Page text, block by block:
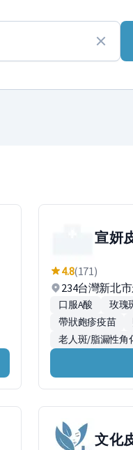
宣妍
4.8(171)
234台灣新北
口服A酸
玫瑰
帶狀皰疹疫苗
老人斑/脂漏性角
文化